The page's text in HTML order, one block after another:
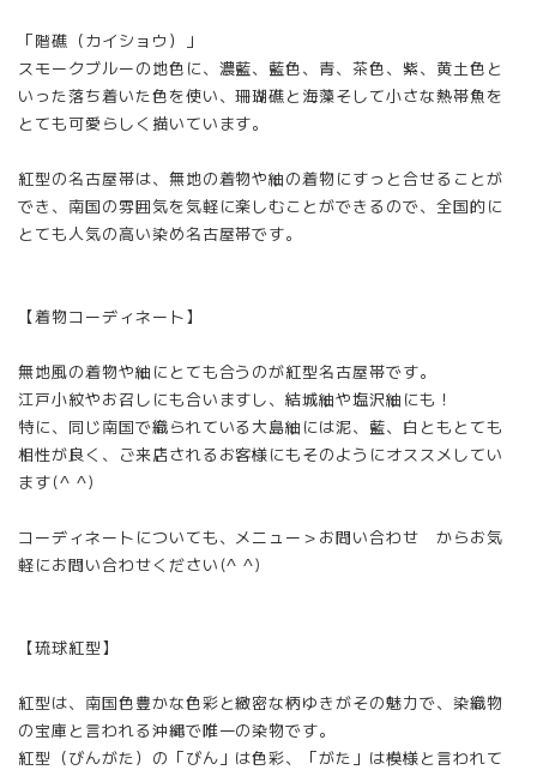
「階礁（カイショウ）」
スモークブルーの地色に、濃藍、藍色、青、茶色、紫、黄土色と
いった落ち着いた色を使い、珊瑚礁と海藻そして小さな熱帯魚を
とても可愛らしく描いています。
紅型の名古屋帯は、無地の着物や紬の着物にすっと合せることが
でき、南国の雰囲気を気軽に楽しむことができるので、全国的に
とても人気の高い染め名古屋帯です。
【着物コーディネート】
無地風の着物や紬にとても合うのが紅型名古屋帯です。
江戸小紋やお召しにも合いますし、結城紬や塩沢紬にも！
特に、同じ南国で織られている大島紬には泥、藍、白ともとても
相性が良く、ご来店されるお客様にもそのようにオススメしてい
ます(^ ^)
コーディネートについても、メニュー＞お問い合わせ からお気
軽にお問い合わせください(^ ^)
【琉球紅型】
紅型は、南国色豊かな色彩と緻密な柄ゆきがその魅力で、染織物
の宝庫と言われる沖縄で唯一の染物です。
紅型（びんがた）の「びん」は色彩、「がた」は模様と言われて